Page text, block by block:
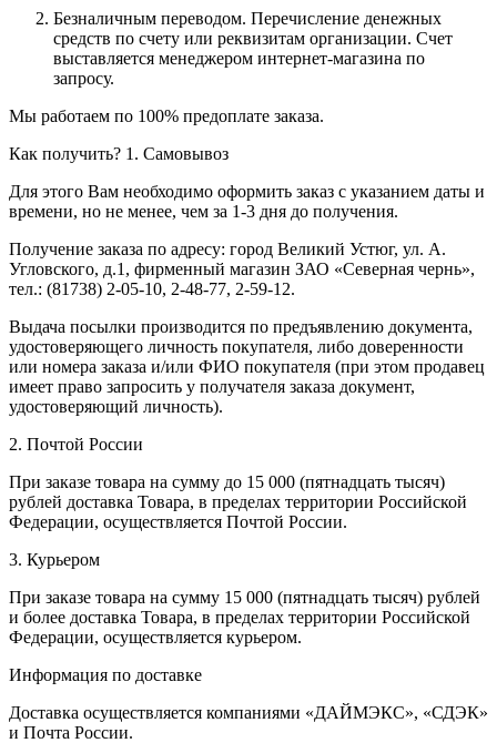
Безналичным переводом. Перечисление денежных
средств по счету или реквизитам организации. Счет
выставляется менеджером интернет-магазина по
запросу.
Мы работаем по 100% предоплате заказа.
Как получить? 1. Самовывоз
Для этого Вам необходимо оформить заказ с указанием даты и
времени, но не менее, чем за 1-3 дня до получения.
Получение заказа по адресу: город Великий Устюг, ул. А.
Угловского, д.1, фирменный магазин ЗАО «Северная чернь»,
тел.: (81738) 2-05-10, 2-48-77, 2-59-12.
Выдача посылки производится по предъявлению документа,
удостоверяющего личность покупателя, либо доверенности
или номера заказа и/или ФИО покупателя (при этом продавец
имеет право запросить у получателя заказа документ,
удостоверяющий личность).
2. Почтой России
При заказе товара на сумму до 15 000 (пятнадцать тысяч)
рублей доставка Товара, в пределах территории Российской
Федерации, осуществляется Почтой России.
3. Курьером
При заказе товара на сумму 15 000 (пятнадцать тысяч) рублей
и более доставка Товара, в пределах территории Российской
Федерации, осуществляется курьером.
Информация по доставке
Доставка осуществляется компаниями «ДАЙМЭКС», «СДЭК»
и Почта России.